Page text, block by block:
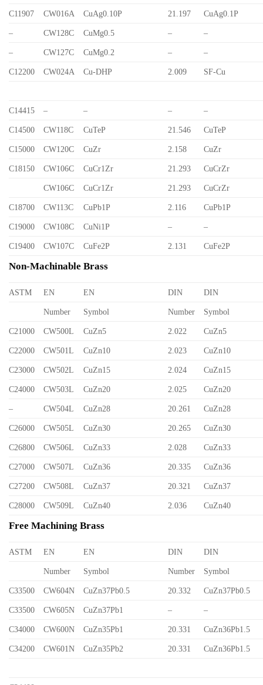
C11907 CW016A CuAg0.10P 21.197 CuAg0.1P
– CW128C CuMg0.5 – –
– CW127C CuMg0.2 – –
C12200 CW024A Cu-DHP 2.009 SF-Cu
C14415 – – – –
C14500 CW118C CuTeP 21.546 CuTeP
C15000 CW120C CuZr 2.158 CuZr
C18150 CW106C CuCr1Zr 21.293 CuCrZr
CW106C CuCr1Zr 21.293 CuCrZr
C18700 CW113C CuPb1P 2.116 CuPb1P
C19000 CW108C CuNi1P – –
C19400 CW107C CuFe2P 2.131 CuFe2P
Non-Machinable Brass
ASTM EN EN DIN DIN
Number Symbol Number Symbol
C21000 CW500L CuZn5 2.022 CuZn5
C22000 CW501L CuZn10 2.023 CuZn10
C23000 CW502L CuZn15 2.024 CuZn15
C24000 CW503L CuZn20 2.025 CuZn20
– CW504L CuZn28 20.261 CuZn28
C26000 CW505L CuZn30 20.265 CuZn30
C26800 CW506L CuZn33 2.028 CuZn33
C27000 CW507L CuZn36 20.335 CuZn36
C27200 CW508L CuZn37 20.321 CuZn37
C28000 CW509L CuZn40 2.036 CuZn40
Free Machining Brass
ASTM EN EN DIN DIN
Number Symbol Number Symbol
C33500 CW604N CuZn37Pb0.5 20.332 CuZn37Pb0.5
C33500 CW605N CuZn37Pb1 – –
C34000 CW600N CuZn35Pb1 20.331 CuZn36Pb1.5
C34200 CW601N CuZn35Pb2 20.331 CuZn36Pb1.5